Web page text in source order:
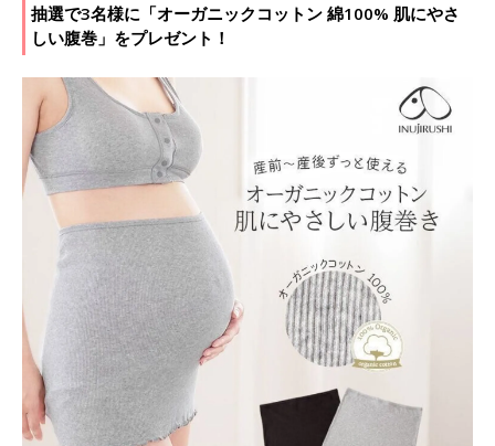
抽選で3名様に「オーガニックコットン 綿100% 肌にやさ
しい腹巻」をプレゼント！